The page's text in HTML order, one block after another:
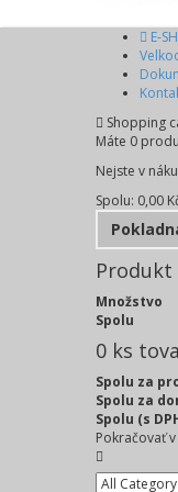
E-
Shopping
Máte 0
Nejste v
Spolu: 0,00
Produkt
Množstvo
Spolu
0 ks
Spolu za
Spolu za
Spolu (s
Pokračovať